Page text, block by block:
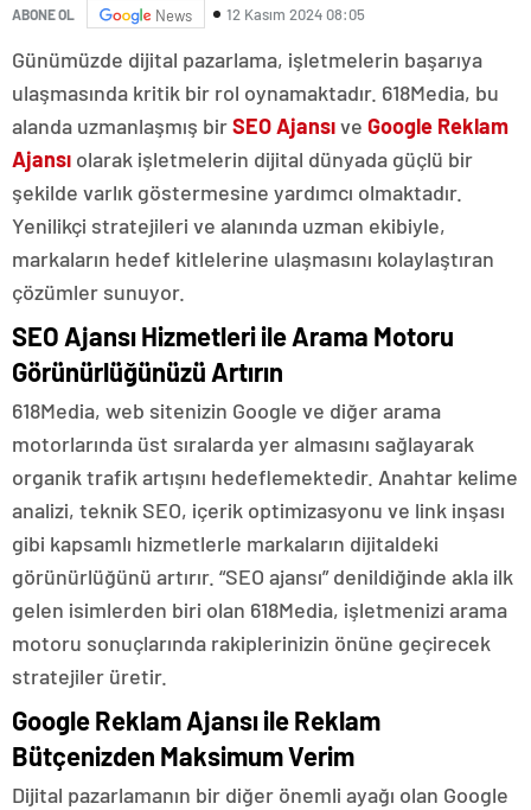
ABONE OL News 12 Kasım 2024 08:05
Günümüzde dijital pazarlama, işletmelerin başarıya
ulaşmasında kritik bir rol oynamaktadır. 618Media, bu
alanda uzmanlaşmış birSEO Ajansıve Google Reklam
Ajansı olarak işletmelerin dijital dünyada güçlü bir
şekilde varlık göstermesine yardımcı olmaktadır.
Yenilikçi stratejileri ve alanında uzman ekibiyle,
markaların hedef kitlelerine ulaşmasını kolaylaştıran
çözümler sunuyor.
SEO Ajansı Hizmetleri ile Arama Motoru
Görünürlüğünüzü Artırın
618Media, web sitenizin Google ve diğer arama
motorlarında üst sıralarda yer almasını sağlayarak
organik trafik artışını hedeflemektedir. Anahtar kelime
analizi, teknik SEO, içerik optimizasyonu ve link inşası
gibi kapsamlı hizmetlerle markaların dijitaldeki
görünürlüğünü artırır. “SEO ajansı” denildiğinde akla ilk
gelen isimlerden biri olan 618Media, işletmenizi arama
motoru sonuçlarında rakiplerinizin önüne geçirecek
stratejiler üretir.
Google Reklam Ajansı ile Reklam
Bütçenizden Maksimum Verim
Dijital pazarlamanın bir diğer önemli ayağı olan Google